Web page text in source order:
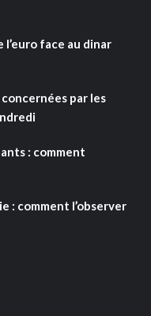
face au dinar
par les
: comment
: comment l’observer